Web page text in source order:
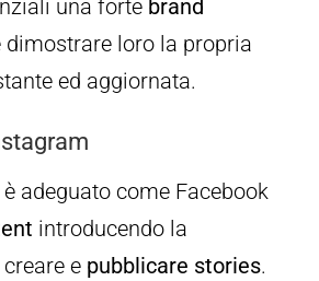
una forte brand
dimostrare loro la propria
ed aggiornata.
è adeguato come Facebook
introducendo la
e pubblicare stories.